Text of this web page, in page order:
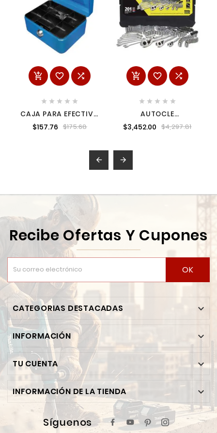
  
    
CAJA PARA EFECTIVO
$157.76 $175.68
  
    
AUTOCLE
MECÁNICAS ESTUCHE
$3,452.00 $4,297.81
 
Recibe Ofertas Y Cupones
OK
CATEGORIAS DESTACADAS 
INFORMACIÓN 
TU CUENTA 
INFORMACIÓN DE LA TIENDA 
Síguenos